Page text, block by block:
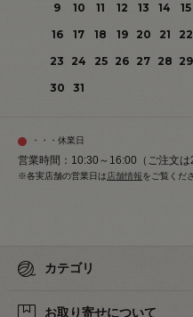
9
10 11 12 13 14
15
16
17 18 19 20 21
22
23
24 25 26 27 28 29
30
31
・・・休業日
営業時間：10:30～16:00（ご注文は
※各実店舗の営業日は店舗情報をご覧くだ
カテゴリ
お取り寄せについて